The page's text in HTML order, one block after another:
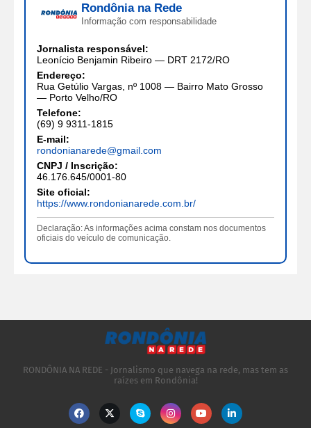
Rondônia na Rede
Informação com responsabilidade
Jornalista responsável:
Leonício Benjamin Ribeiro — DRT 2172/RO
Endereço:
Rua Getúlio Vargas, nº 1008 — Bairro Mato Grosso
— Porto Velho/RO
Telefone:
(69) 9 9311-1815
E-mail:
rondonianarede@gmail.com
CNPJ / Inscrição:
46.176.645/0001-80
Site oficial:
https://www.rondonianarede.com.br/
Declaração: As informações acima constam nos documentos
oficiais do veículo de comunicação.
RONDÔNIA NA REDE - Jornalismo que navega na rede, mas tem as
raízes em Rondônia!